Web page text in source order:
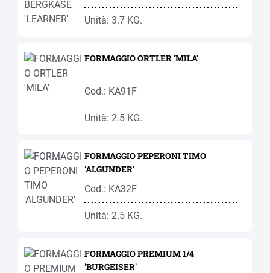
Unità: 3.7 KG.
FORMAGGIO ORTLER 'MILA'
Cod.: KA91F
Unità: 2.5 KG.
FORMAGGIO PEPERONI TIMO
'ALGUNDER'
Cod.: KA32F
Unità: 2.5 KG.
FORMAGGIO PREMIUM 1/4
'BURGEISER'